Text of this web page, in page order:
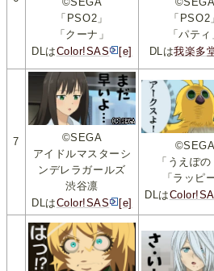
「PSO2」
「クーナ」
DLはColor!SAS [e]
「PSO2
「パティ
DLは我楽多
7
©SEGA
アイドルマスターシ
ンデレラガールズ
渋谷凛
DLはColor!SAS [e]
©SEGA
「うえぽの
「ラッピ
DLは